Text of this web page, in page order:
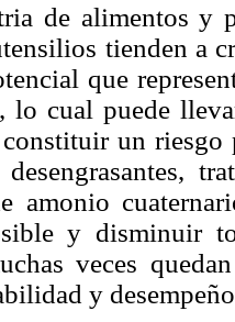
de alimentos y
tienden a
que
lo cual puede
un riesgo
desengrasantes,
amonio
y disminuir
veces
y